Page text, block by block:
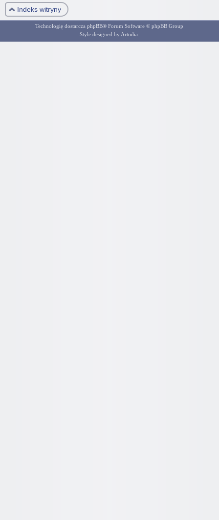
Indeks witryny
Technologię dostarczaphpBB® Forum Software © phpBB Group
Style designed by Artodia